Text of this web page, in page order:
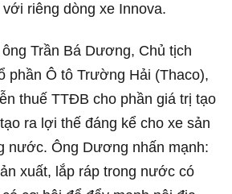
riêng dòng xe Innova.
Trần Bá Dương, Chủ tịch
phần Ô tô Trường Hải (Thaco),
thuế TTĐB cho phần giá trị tạo
ra lợi thế đáng kể cho xe sản
nước. Ông Dương nhấn mạnh:
xuất, lắp ráp trong nước có